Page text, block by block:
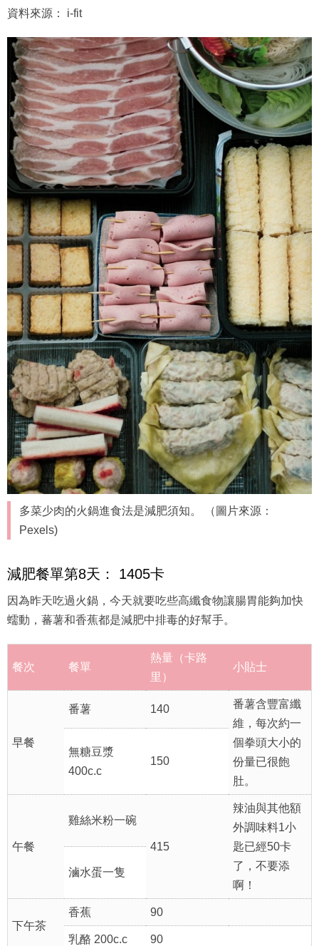
資料來源： i-fit
多菜少肉的火鍋進食法是減肥須知。 （圖片來源：
Pexels)
減肥餐單第8天： 1405卡
因為昨天吃過火鍋，今天就要吃些高纖食物讓腸胃能夠加快
蠕動，蕃薯和香蕉都是減肥中排毒的好幫手。
餐次 餐單
熱量（卡路
里）
小貼士
早餐
番薯 140
番薯含豐富纖
維，每次約一
個拳頭大小的
份量已很飽
肚。
無糖豆漿
400c.c
150
午餐
雞絲米粉一碗
415
辣油與其他額
外調味料1小
匙已經50卡
了，不要添
啊！
滷水蛋一隻
下午茶
香蕉 90
乳酪 200c.c 90